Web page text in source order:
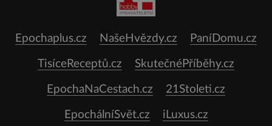
Epochaplus.cz NašeHvězdy.cz PaníDomu.cz
TisíceReceptů.cz SkutečnéPříběhy.cz
EpochaNaCestach.cz 21Stoleti.cz
EpochálníSvět.cz iLuxus.cz